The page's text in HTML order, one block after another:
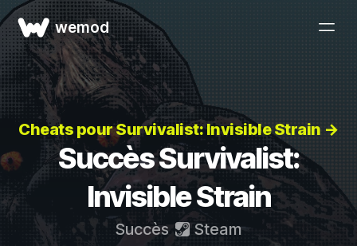
wemod
Cheats pour Survivalist: Invisible Strain →
Succès Survivalist:
Invisible Strain
Succès Steam